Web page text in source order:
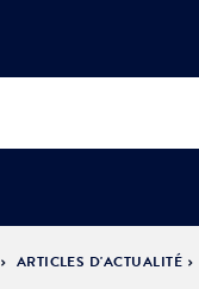
ARTICLES D'ACTUALITÉ